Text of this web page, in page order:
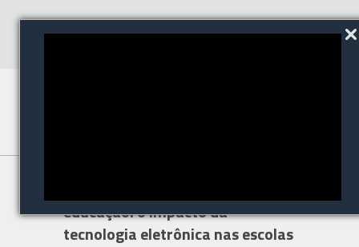
educação: o impacto da
tecnologia eletrônica nas escolas